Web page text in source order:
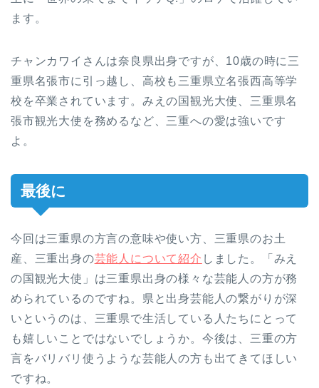
ます。
チャンカワイさんは奈良県出身ですが、10歳の時に三
重県名張市に引っ越し、高校も三重県立名張西高等学
校を卒業されています。みえの国観光大使、三重県名
張市観光大使を務めるなど、三重への愛は強いです
よ。
最後に
今回は三重県の方言の意味や使い方、三重県のお土
産、三重出身の芸能人について紹介 しました。「みえ
の国観光大使」は三重県出身の様々な芸能人の方が務
められているのですね。県と出身芸能人の繋がりが深
いというのは、三重県で生活している人たちにとって
も嬉しいことではないでしょうか。今後は、三重の方
言をバリバリ使うような芸能人の方も出てきてほしい
ですね。